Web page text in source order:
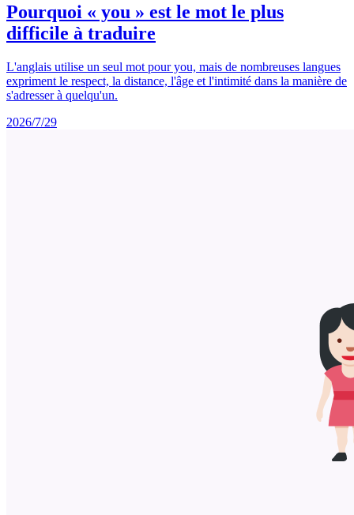
Pourquoi « you » est le mot le plus
difficile à traduire
L'anglais utilise un seul mot pour you, mais de nombreuses langues
expriment le respect, la distance, l'âge et l'intimité dans la manière de
s'adresser à quelqu'un.
2026/7/29